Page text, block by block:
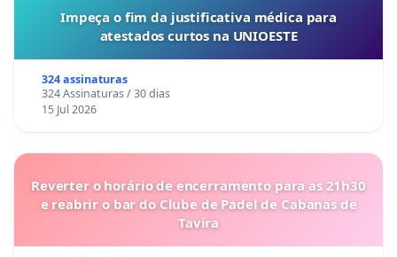
Impeça o fim da justificativa médica para
atestados curtos na UNIOESTE
324 assinaturas
324 Assinaturas / 30 dias
15 Jul 2026
Reverter o horário de encerramento para as 21h30
e reabrir o bar do Clube de Padel de Cabanas de
Tavira